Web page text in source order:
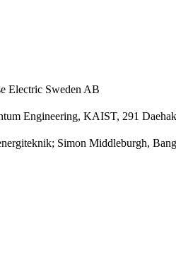
Electric Sweden AB
Engineering, KAIST, 291
Simon Middleburgh,